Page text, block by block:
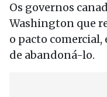
Os governos
Washington que
o pacto comercial,
de abandoná-lo.